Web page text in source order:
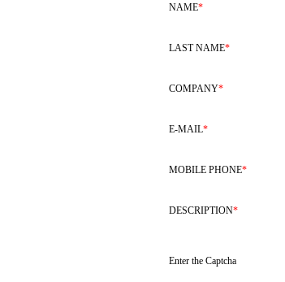
NAME*
LAST NAME*
COMPANY*
E-MAIL*
MOBILE PHONE*
DESCRIPTION*
Enter the Captcha